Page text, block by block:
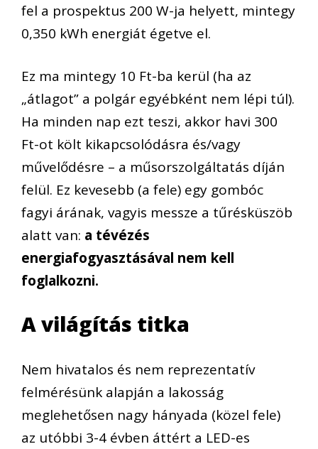
fel a prospektus 200 W-ja helyett, mintegy
0,350 kWh energiát égetve el.
Ez ma mintegy 10 Ft-ba kerül (ha az
„átlagot” a polgár egyébként nem lépi túl).
Ha minden nap ezt teszi, akkor havi 300
Ft-ot költ kikapcsolódásra és/vagy
művelődésre – a műsorszolgáltatás díján
felül. Ez kevesebb (a fele) egy gombóc
fagyi árának, vagyis messze a tűrésküszöb
alatt van: a tévézés
energiafogyasztásával nem kell
foglalkozni.
A világítás titka
Nem hivatalos és nem reprezentatív
felmérésünk alapján a lakosság
meglehetősen nagy hányada (közel fele)
az utóbbi 3-4 évben áttért a LED-es